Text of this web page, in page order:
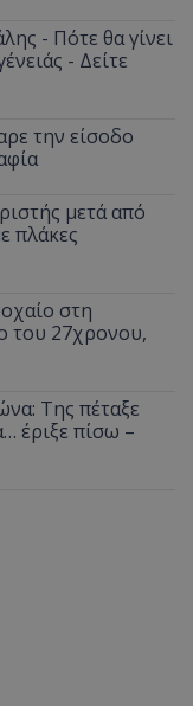
- Πότε θα γίνει
- Δείτε
την είσοδο
μετά από
πλάκες
στη
του 27χρονου,
Της πέταξε
έριξε πίσω –